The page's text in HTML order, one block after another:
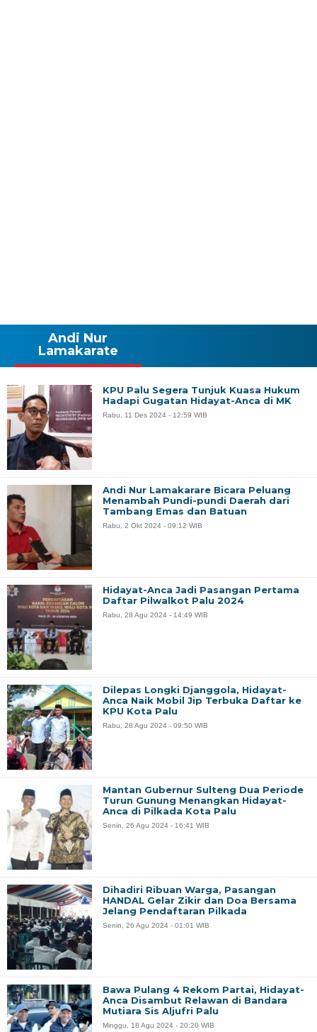
Andi Nur
Lamakarate
KPU Palu Segera Tunjuk Kuasa Hukum
Hadapi Gugatan Hidayat-Anca di MK
Rabu, 11 Des 2024 - 12:59 WIB
Andi Nur Lamakarare Bicara Peluang
Menambah Pundi-pundi Daerah dari
Tambang Emas dan Batuan
Rabu, 2 Okt 2024 - 09:12 WIB
Hidayat-Anca Jadi Pasangan Pertama
Daftar Pilwalkot Palu 2024
Rabu, 28 Agu 2024 - 14:49 WIB
Dilepas Longki Djanggola, Hidayat-
Anca Naik Mobil Jip Terbuka Daftar ke
KPU Kota Palu
Rabu, 28 Agu 2024 - 09:50 WIB
Mantan Gubernur Sulteng Dua Periode
Turun Gunung Menangkan Hidayat-
Anca di Pilkada Kota Palu
Senin, 26 Agu 2024 - 16:41 WIB
Dihadiri Ribuan Warga, Pasangan
HANDAL Gelar Zikir dan Doa Bersama
Jelang Pendaftaran Pilkada
Senin, 26 Agu 2024 - 01:01 WIB
Bawa Pulang 4 Rekom Partai, Hidayat-
Anca Disambut Relawan di Bandara
Mutiara Sis Aljufri Palu
Minggu, 18 Agu 2024 - 20:20 WIB